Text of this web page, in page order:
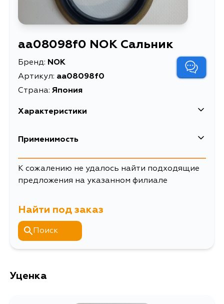
aa08098f0 NOK Сальник
Бренд: NOK
Артикул: aa08098f0
Страна: Япония
Характеристики
Применимость
Toyota
Кузов Двигатель
К сожалению не удалось найти подходящие
предложения на указанном филиале
Найти под заказ
Поиск
Уценка